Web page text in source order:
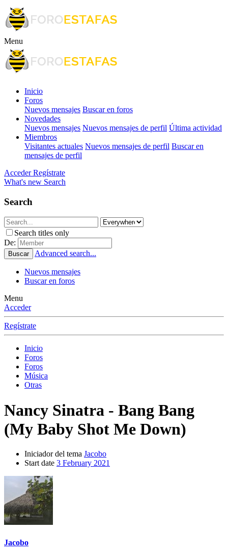
Menu
Inicio
Foros
Nuevos mensajes Buscar en foros
Novedades
Nuevos mensajes Nuevos mensajes de perfil Última actividad
Miembros
Visitantes actuales Nuevos mensajes de perfil Buscar en
mensajes de perfil
Acceder Regístrate
What's new Search
Search
Search titles only
De:
Buscar Advanced search...
Nuevos mensajes
Buscar en foros
Menu
Acceder
Regístrate
Inicio
Foros
Foros
Música
Otras
Nancy Sinatra - Bang Bang
(My Baby Shot Me Down)
Iniciador del tema Jacobo
Start date 3 February 2021
Jacobo